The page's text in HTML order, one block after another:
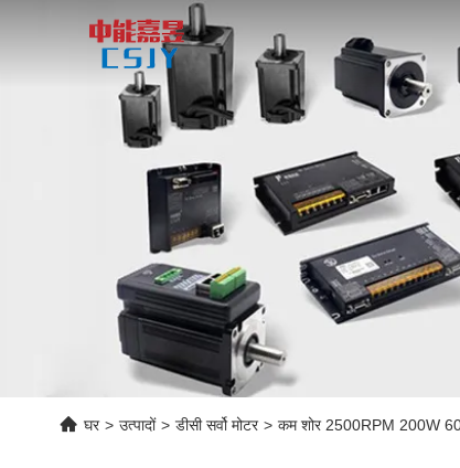
घर > उत्पादों > डीसी सर्वो मोटर > कम शोर 2500RPM 200W